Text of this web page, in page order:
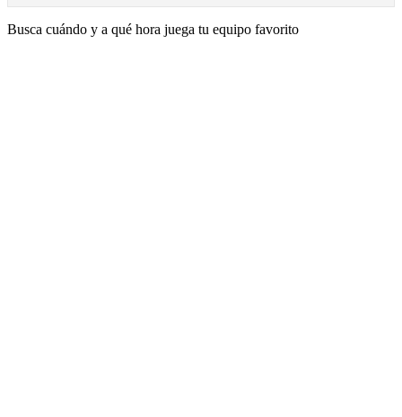
Busca cuándo y a qué hora juega tu equipo favorito